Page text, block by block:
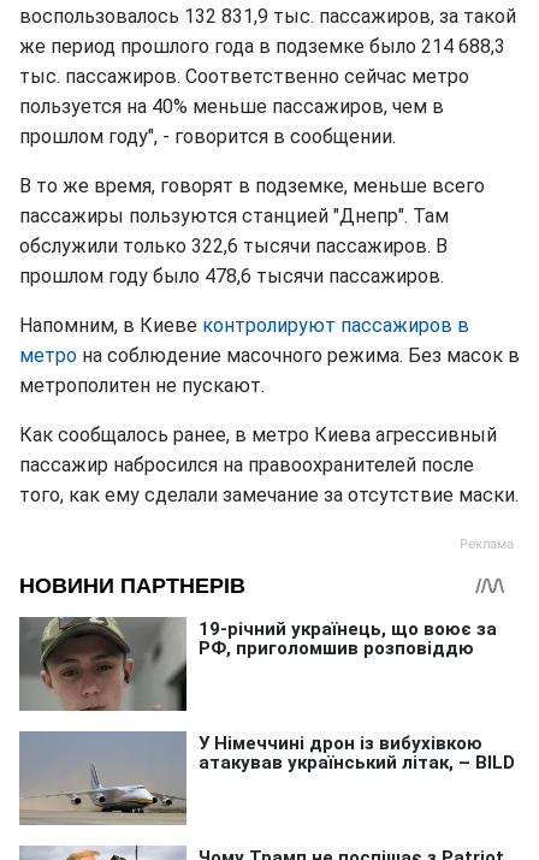
воспользовалось 132 831,9 тыс. пассажиров, за такой
же период прошлого года в подземке было 214 688,3
тыс. пассажиров. Соответственно сейчас метро
пользуется на 40% меньше пассажиров, чем в
прошлом году", - говорится в сообщении.
В то же время, говорят в подземке, меньше всего
пассажиры пользуются станцией "Днепр". Там
обслужили только 322,6 тысячи пассажиров. В
прошлом году было 478,6 тысячи пассажиров.
Напомним, в Киеве контролируют пассажиров в
метро на соблюдение масочного режима. Без масок в
метрополитен не пускают.
Как сообщалось ранее, в метро Киева агрессивный
пассажир набросился на правоохранителей после
того, как ему сделали замечание за отсутствие маски.